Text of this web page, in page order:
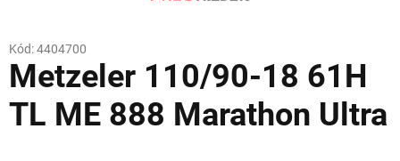
Metzeler 110/90-18 61H
TL ME 888 Marathon Ultra
Kód:4404700